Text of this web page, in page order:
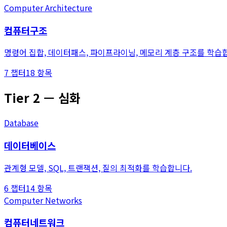
Computer Architecture
컴퓨터구조
명령어 집합, 데이터패스, 파이프라이닝, 메모리 계층 구조를 학습
7 챕터18 항목
Tier 2 — 심화
Database
데이터베이스
관계형 모델, SQL, 트랜잭션, 질의 최적화를 학습합니다.
6 챕터14 항목
Computer Networks
컴퓨터네트워크